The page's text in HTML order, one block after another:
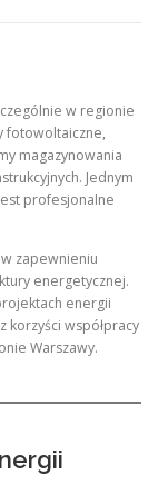
w regionie
fotowoltaiczne,
magazynowania
Jednym
profesjonalne
zapewnieniu
energetycznej.
energii
korzyści współpracy
Warszawy.